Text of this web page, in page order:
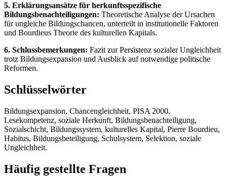
5. Erklärungsansätze für herkunftsspezifische
Bildungsbenachteiligungen: Theoretische Analyse der Ursachen
für ungleiche Bildungschancen, unterteilt in institutionelle Faktoren
und Bourdieus Theorie des kulturellen Kapitals.
6. Schlussbemerkungen: Fazit zur Persistenz sozialer Ungleichheit
trotz Bildungsexpansion und Ausblick auf notwendige politische
Reformen.
Schlüsselwörter
Bildungsexpansion, Chancengleichheit, PISA 2000,
Lesekompetenz, soziale Herkunft, Bildungsbenachteiligung,
Sozialschicht, Bildungssystem, kulturelles Kapital, Pierre Bourdieu,
Habitus, Bildungsbeteiligung, Schulsystem, Selektion, soziale
Ungleichheit.
Häufig gestellte Fragen